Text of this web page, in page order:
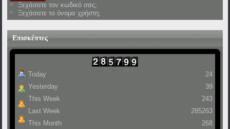
Ξεχάσατε τον κωδικό σας;
Ξεχάσατε το όνομα χρήστη;
Επισκέπτες
Today
Yesterday
This Week
Last Week
This Month
24
39
243
285263
268